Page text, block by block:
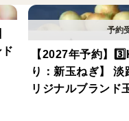
【2027年予約】
り：新玉ねぎ】
リジナルブランド